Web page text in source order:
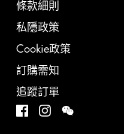
條款細則
私隱政策
Cookie政策
訂購需知
追蹤訂單